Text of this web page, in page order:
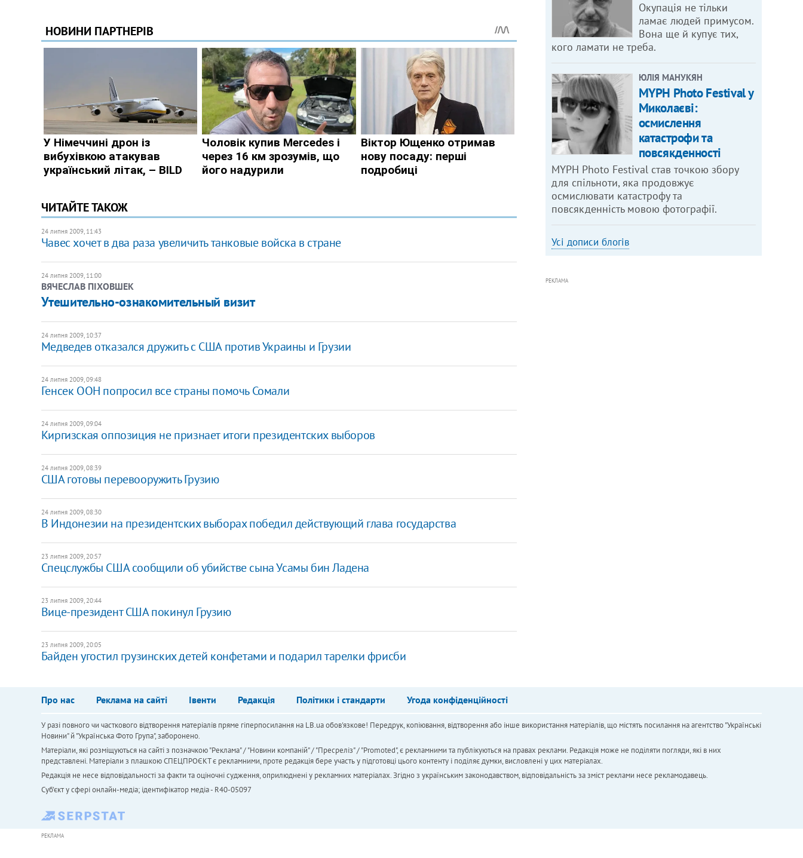
ЧИТАЙТЕ ТАКОЖ
24 липня 2009, 11:43
Чавес хочет в два раза увеличить танковые войска в стране
24 липня 2009, 11:00
ВЯЧЕСЛАВ ПІХОВШЕК
Утешительно-ознакомительный визит
24 липня 2009, 10:37
Медведев отказался дружить с США против Украины и Грузии
24 липня 2009, 09:48
Генсек ООН попросил все страны помочь Сомали
24 липня 2009, 09:04
Киргизская оппозиция не признает итоги президентских выборов
24 липня 2009, 08:39
США готовы перевооружить Грузию
24 липня 2009, 08:30
В Индонезии на президентских выборах победил действующий глава государства
23 липня 2009, 20:57
Спецслужбы США сообщили об убийстве сына Усамы бин Ладена
23 липня 2009, 20:44
Вице-президент США покинул Грузию
23 липня 2009, 20:05
Байден угостил грузинских детей конфетами и подарил тарелки фрисби
Окупація не тільки
ламає людей примусом.
Вона ще й купує тих,
кого ламати не треба.
ЮЛІЯ МАНУКЯН
MYPH Photo Festival у
Миколаєві:
осмислення
катастрофи та
повсякденності
MYPH Photo Festival став точкою збору
для спільноти, яка продовжує
осмислювати катастрофу та
повсякденність мовою фотографії.
Усі дописи блогів
РЕКЛАМА
Про нас Реклама на сайті Івенти Редакція Політики і стандарти Угода конфіденційності
У разі повного чи часткового відтворення матеріалів пряме гіперпосилання на LB.ua обов'язкове! Передрук, копіювання, відтворення або інше використання матеріалів, що містять посилання на агентство "Українськi
Новини" й "Українська Фото Група", заборонено.
Матеріали, які розміщуються на сайті з позначкою "Реклама" / "Новини компаній" / "Пресреліз" / "Promoted", є рекламними та публікуються на правах реклами. Редакція може не поділяти погляди, які в них
представлені. Матеріали з плашкою СПЕЦПРОЄКТ є рекламними, проте редакція бере участь у підготовці цього контенту і поділяє думки, висловлені у цих матеріалах.
Редакція не несе відповідальності за факти та оціночні судження, оприлюднені у рекламних матеріалах. Згідно з українським законодавством, відповідальність за зміст реклами несе рекламодавець.
Cуб'єкт у сфері онлайн-медіа; ідентифікатор медіа - R40-05097
РЕКЛАМА